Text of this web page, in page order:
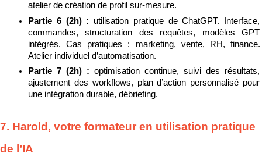
atelier de création de profil sur-mesure.
Partie 6 (2h) : utilisation pratique de ChatGPT. Interface,
commandes, structuration des requêtes, modèles GPT
intégrés. Cas pratiques : marketing, vente, RH, finance.
Atelier individuel d’automatisation.
Partie 7 (2h) : optimisation continue, suivi des résultats,
ajustement des workflows, plan d’action personnalisé pour
une intégration durable, débriefing.
7. Harold, votre formateur en utilisation pratique
de l’IA